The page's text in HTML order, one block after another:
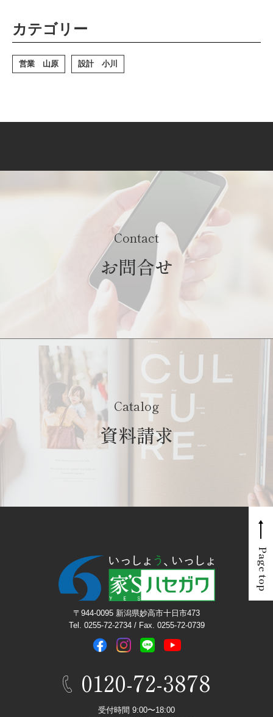
カテゴリー
営業 山原 設計 小川
Contact
お問合せ
Catalog
資料請求
Page top
〒944-0095 新潟県妙高市十日市473
Tel. 0255-72-2734 / Fax. 0255-72-0739
0120-72-3878
受付時間 9:00〜18:00